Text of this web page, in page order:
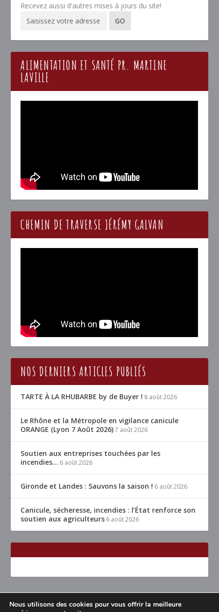
Recevez aussi d'autres mises à jours du site!
ALIMENTATION ET SANTÉ PR. MARTINE
LAVILLE
CHEMIN DE TRAVERSE JÉRÉMY GALVAN
NOS DERNIERS ARTICLES PUBLIÉS
TARTE À LA RHUBARBE by de Buyer ! 8 août 2026
Le Rhône et la Métropole en vigilance canicule
ORANGE (Lyon 7 Août 2026) 7 août 2026
Soutien aux entreprises touchées par les
incendies… 6 août 2026
Gironde et Landes : Sauvons la saison ! 6 août 2026
Canicule, sécheresse, incendies : l’État renforce son
soutien aux agriculteurs 6 août 2026
Conçu par Elegant Themes | Propulsé par
Nous utilisons des cookies pour vous offrir la meilleure